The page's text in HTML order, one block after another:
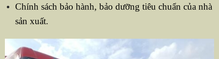
Chính sách bảo hành, bảo dưỡng tiêu chuẩn của nhà
sản xuất.